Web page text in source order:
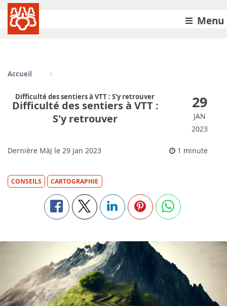
Menu
Accueil
Difficulté des sentiers à VTT : S'y retrouver 29
JAN
2023
Difficulté des sentiers à VTT :
S'y retrouver
1 minute
Dernière MàJ le 29 Jan 2023
CONSEILS CARTOGRAPHIE